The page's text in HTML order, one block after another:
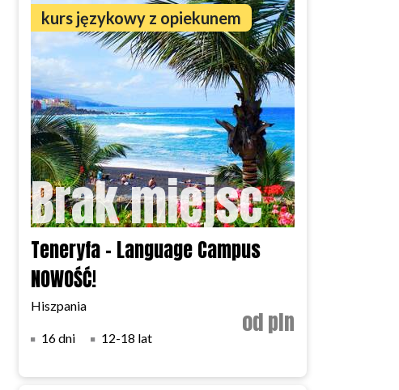
Brak miejsc
kurs językowy z opiekunem
Teneryfa - Language Campus
NOWOŚĆ!
Hiszpania
16 dni 12-18 lat od pln